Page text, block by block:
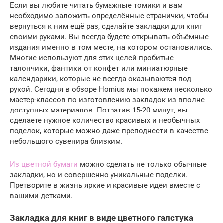
Если вы любите читать бумажные томики и вам
необходимо заложить определённые странички, чтобы
вернуться к ним ещё раз, сделайте закладки для книг
своими руками. Вы всегда будете открывать объёмные
издания именно в том месте, на котором остановились.
Многие используют для этих целей пробитые
талончики, фантики от конфет или миниатюрные
календарики, которые не всегда оказываются под
рукой. Сегодня в обзоре Homius мы покажем несколько
мастер-классов по изготовлению закладок из вполне
доступных материалов. Потратив 15-20 минут, вы
сделаете нужное количество красивых и необычных
поделок, которые можно даже преподнести в качестве
небольшого сувенира близким.
Из цветной бумаги можно сделать не только обычные
закладки, но и совершенно уникальные поделки.
Претворите в жизнь яркие и красивые идеи вместе с
вашими детками.
Закладка для книг в виде цветного галстука